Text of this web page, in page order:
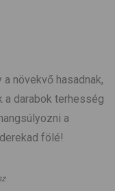
növekvő hasadnak,
a darabok terhesség
a
fölé!